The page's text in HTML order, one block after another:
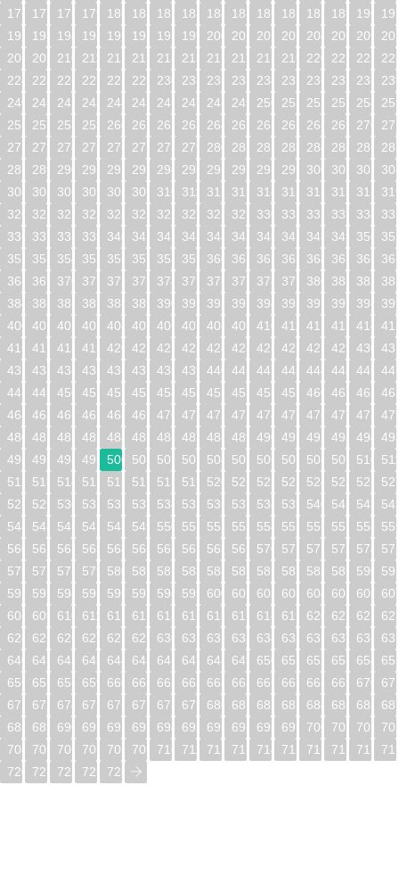
176
177 178 179 180 181 182 183 184 185 186 187 188 189 190
192
193 194 195 196 197 198 199 200 201 202 203 204 205 206
208
209 210 211 212 213 214 215 216 217 218 219 220 221 222
224
225 226 227 228 229 230 231 232 233 234 235 236 237 238
240
241 242 243 244 245 246 247 248 249 250 251 252 253 254
256
257 258 259 260 261 262 263 264 265 266 267 268 269 270
272
273 274 275 276 277 278 279 280 281 282 283 284 285 286
288
289 290 291 292 293 294 295 296 297 298 299 300 301 302
304
305 306 307 308 309 310 311 312 313 314 315 316 317 318
320
321 322 323 324 325 326 327 328 329 330 331 332 333 334
336
337 338 339 340 341 342 343 344 345 346 347 348 349 350
352
353 354 355 356 357 358 359 360 361 362 363 364 365 366
368
369 370 371 372 373 374 375 376 377 378 379 380 381 382
384
385 386 387 388 389 390 391 392 393 394 395 396 397 398
400
401 402 403 404 405 406 407 408 409 410 411 412 413 414
416
417 418 419 420 421 422 423 424 425 426 427 428 429 430
432
433 434 435 436 437 438 439 440 441 442 443 444 445 446
448
449 450 451 452 453 454 455 456 457 458 459 460 461 462
464
465 466 467 468 469 470 471 472 473 474 475 476 477 478
480
481 482 483 484 485 486 487 488 489 490 491 492 493 494
496
497 498 499 500 501 502 503 504 505 506 507 508 509 510
512
513 514 515 516 517 518 519 520 521 522 523 524 525 526
528
529 530 531 532 533 534 535 536 537 538 539 540 541 542
544
545 546 547 548 549 550 551 552 553 554 555 556 557 558
560
561 562 563 564 565 566 567 568 569 570 571 572 573 574
576
577 578 579 580 581 582 583 584 585 586 587 588 589 590
592
593 594 595 596 597 598 599 600 601 602 603 604 605 606
608
609 610 611 612 613 614 615 616 617 618 619 620 621 622
624
625 626 627 628 629 630 631 632 633 634 635 636 637 638
640
641 642 643 644 645 646 647 648 649 650 651 652 653 654
656
657 658 659 660 661 662 663 664 665 666 667 668 669 670
672
673 674 675 676 677 678 679 680 681 682 683 684 685 686
688
689 690 691 692 693 694 695 696 697 698 699 700 701 702
704
705 706 707 708 709 710 711 712 713 714 715 716 717 718
720
721 722 723 724